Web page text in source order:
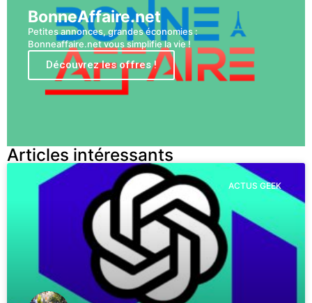
BonneAffaire.net
Petites annonces, grandes économies :
Bonneaffaire.net vous simplifie la vie !
Découvrez les offres !
Articles intéressants
ACTUS GEEK